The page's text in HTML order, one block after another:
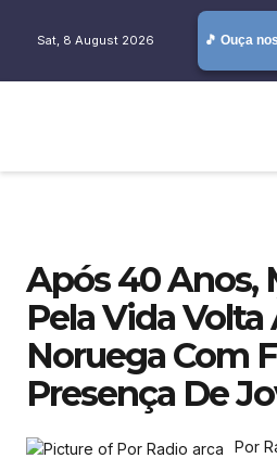
Sat, 8 August 2026 🎵 Ouça
Após 40 Anos,
Pela Vida Volta
Noruega Com
Presença De
Por